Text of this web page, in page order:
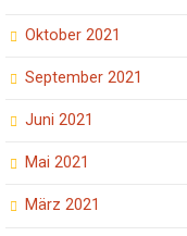
Oktober 2021
September 2021
Juni 2021
Mai 2021
März 2021